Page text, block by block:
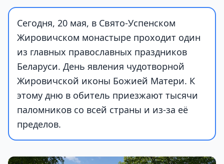
Сегодня, 20 мая, в Свято-Успенском
Жировичском монастыре проходит один
из главных православных праздников
Беларуси. День явления чудотворной
Жировичской иконы Божией Матери. К
этому дню в обитель приезжают тысячи
паломников со всей страны и из-за её
пределов.